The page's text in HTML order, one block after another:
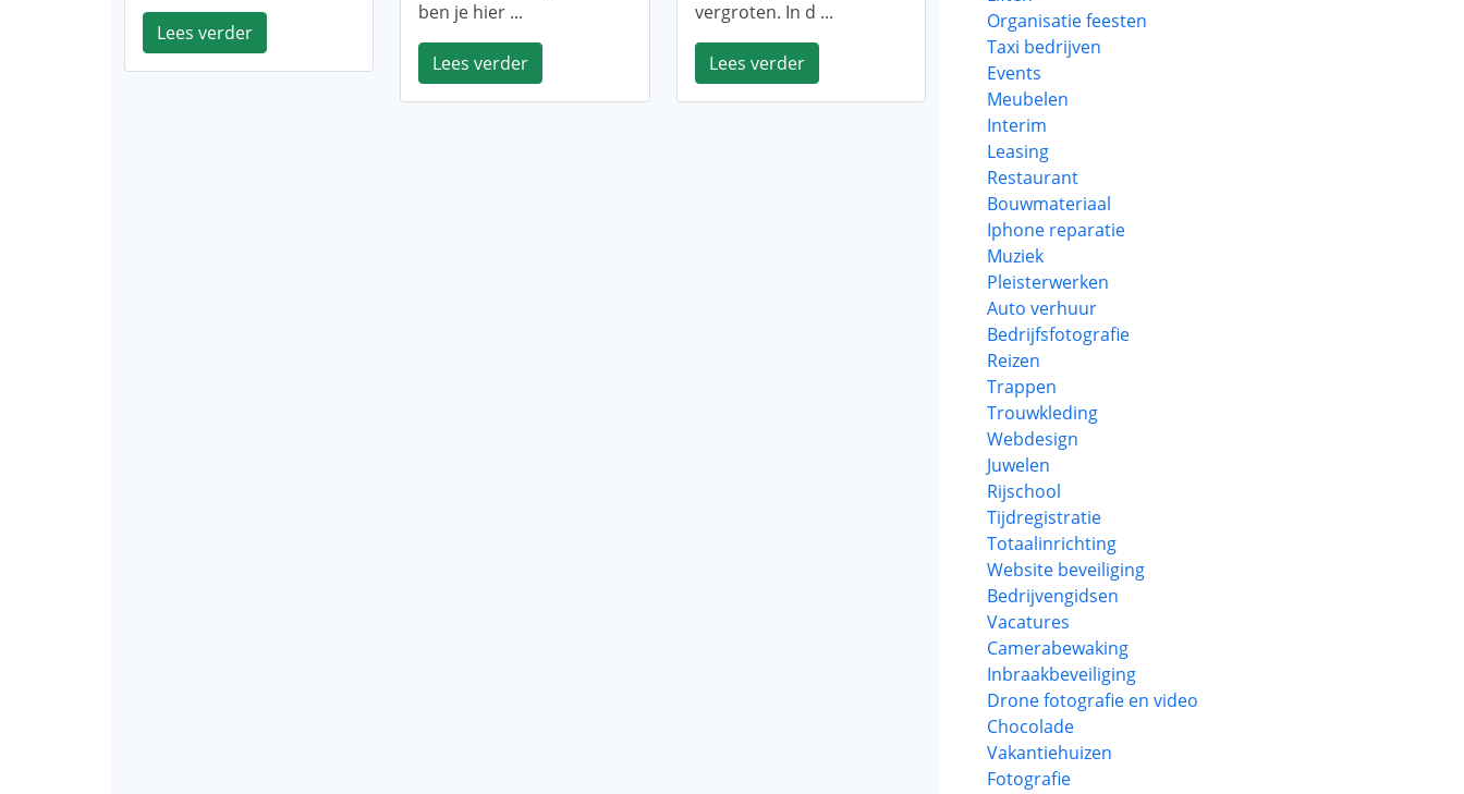
Lees verder
ben je hier ...
Lees verder
vergroten. In d ...
Lees verder
Organisatie feesten
Taxi bedrijven
Events
Meubelen
Interim
Leasing
Restaurant
Bouwmateriaal
Iphone reparatie
Muziek
Pleisterwerken
Auto verhuur
Bedrijfsfotografie
Reizen
Trappen
Trouwkleding
Webdesign
Juwelen
Rijschool
Tijdregistratie
Totaalinrichting
Website beveiliging
Bedrijvengidsen
Vacatures
Camerabewaking
Inbraakbeveiliging
Drone fotografie en video
Chocolade
Vakantiehuizen
Fotografie